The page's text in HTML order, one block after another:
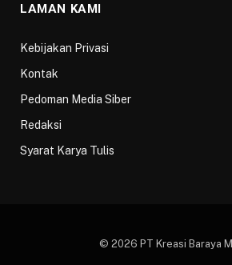
LAMAN KAMI
Kebijakan Privasi
Kontak
Pedoman Media Siber
Redaksi
Syarat Karya Tulis
© 2026 PT Kreasi Baraya